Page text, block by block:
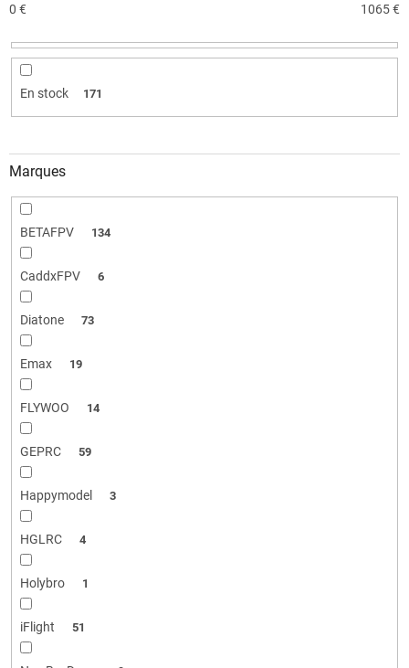
o
u
s
0 € 1065€
En stock 171
Marques
BETAFPV 134
CaddxFPV 6
Diatone 73
Emax 19
FLYWOO 14
GEPRC 59
Happymodel 3
HGLRC 4
Holybro 1
iFlight 51